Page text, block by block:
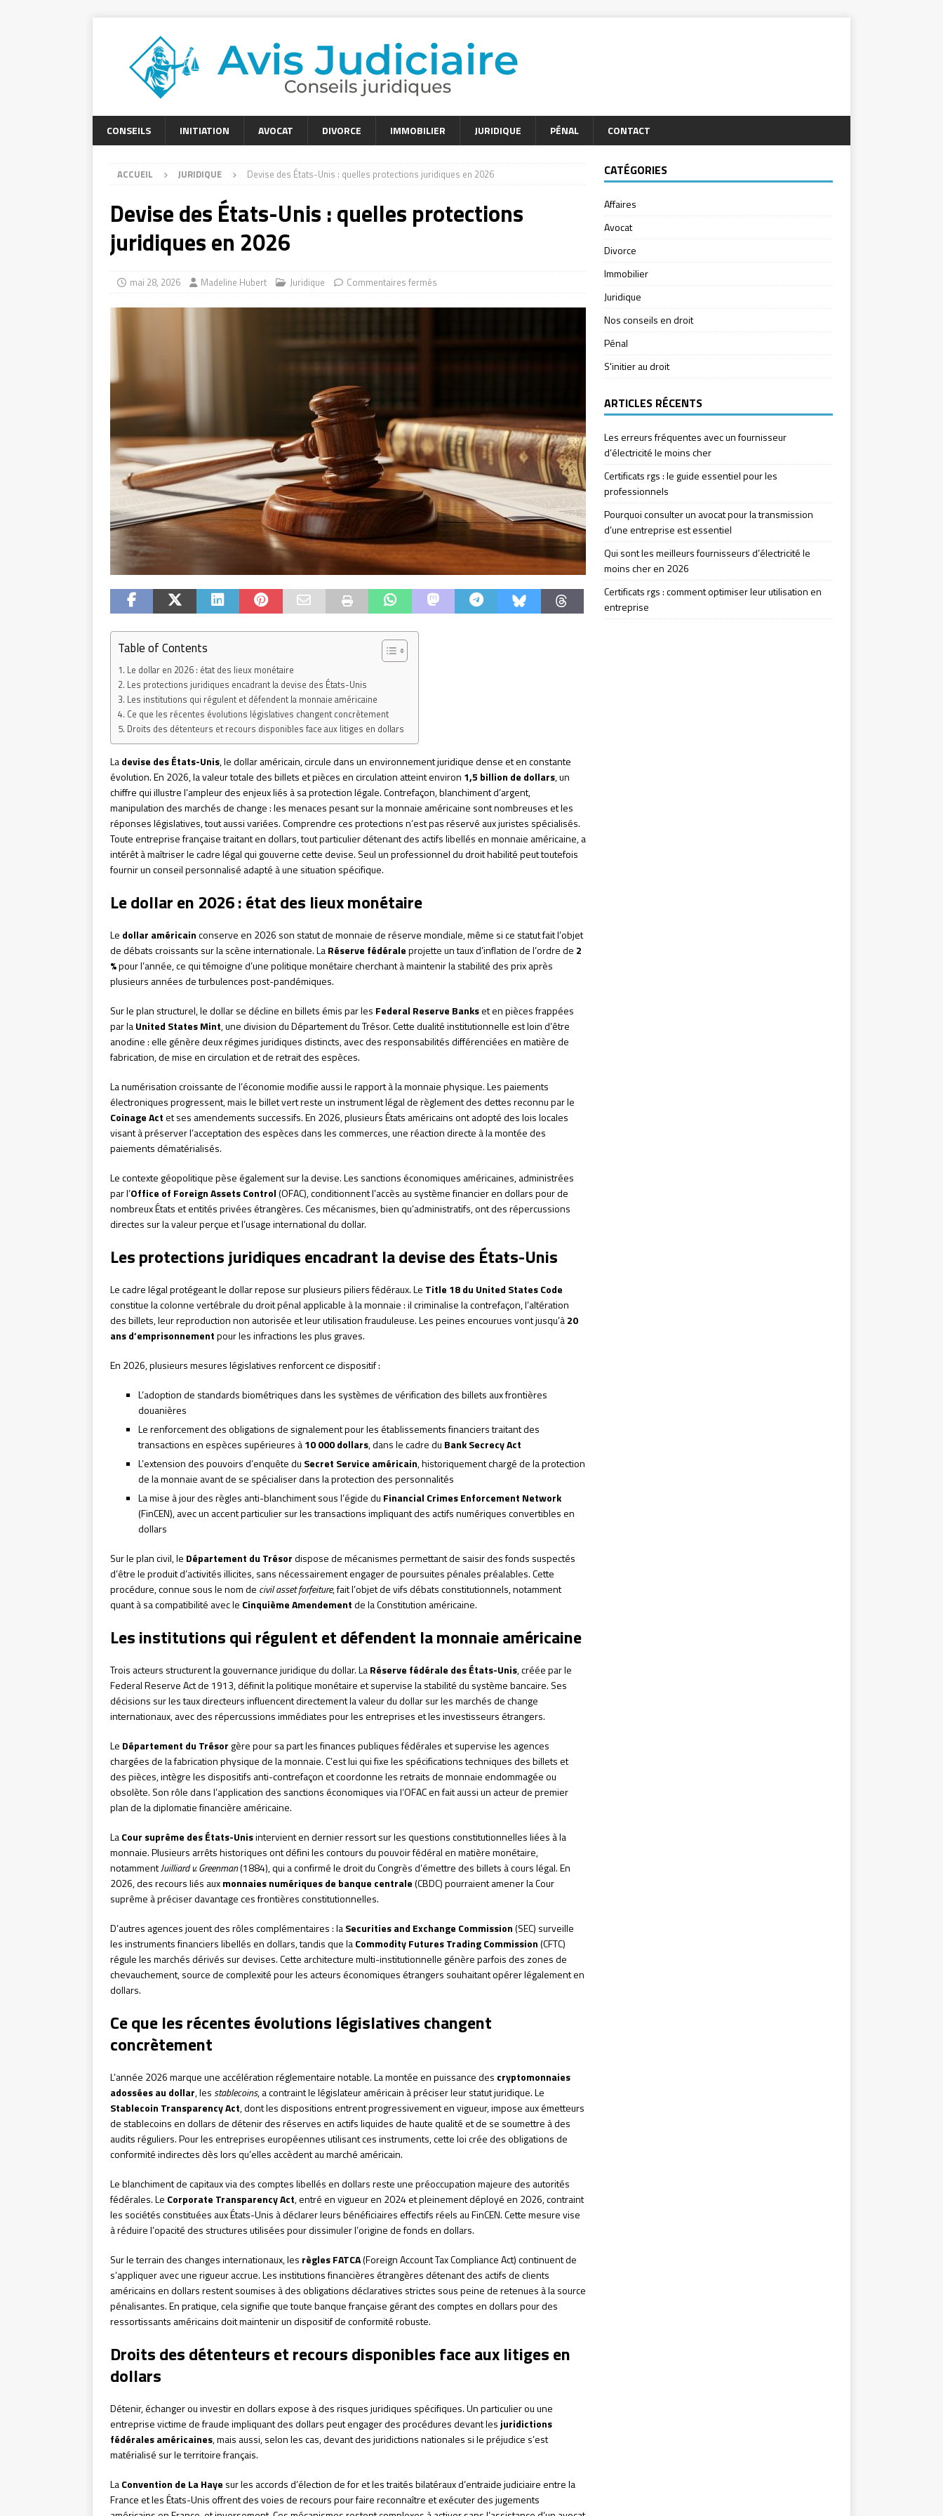
CONSEILS INITIATION AVOCAT DIVORCE IMMOBILIER JURIDIQUE PÉNAL CONTACT
ACCUEIL JURIDIQUE Devise des États-Unis : quelles protections juridiques en 2026
Devise des États-Unis : quelles protections
juridiques en 2026
mai 28, 2026 Madeline Hubert Juridique Commentaires fermés
Table of Contents
Le dollar en 2026 : état des lieux monétaire
Les protections juridiques encadrant la devise des États-Unis
Les institutions qui régulent et défendent la monnaie américaine
Ce que les récentes évolutions législatives changent concrètement
Droits des détenteurs et recours disponibles face aux litiges en dollars
Ladevise des États-Unis, le dollar américain, circule dans un environnement juridique dense et en constante
évolution. En 2026, la valeur totale des billets et pièces en circulation atteint environ 1,5 billion de dollars, un
chiffre qui illustre l’ampleur des enjeux liés à sa protection légale. Contrefaçon, blanchiment d’argent,
manipulation des marchés de change : les menaces pesant sur la monnaie américaine sont nombreuses et les
réponses législatives, tout aussi variées. Comprendre ces protections n’est pas réservé aux juristes spécialisés.
Toute entreprise française traitant en dollars, tout particulier détenant des actifs libellés en monnaie américaine, a
intérêt à maîtriser le cadre légal qui gouverne cette devise. Seul un professionnel du droit habilité peut toutefois
fournir un conseil personnalisé adapté à une situation spécifique.
Le dollar en 2026 : état des lieux monétaire
Le dollar américainconserve en 2026 son statut de monnaie de réserve mondiale, même si ce statut fait l’objet
de débats croissants sur la scène internationale. LaRéserve fédéraleprojette un taux d’inflation de l’ordre de 2
%pour l’année, ce qui témoigne d’une politique monétaire cherchant à maintenir la stabilité des prix après
plusieurs années de turbulences post-pandémiques.
Sur le plan structurel, le dollar se décline en billets émis par les Federal Reserve Bankset en pièces frappées
par laUnited States Mint, une division du Département du Trésor. Cette dualité institutionnelle est loin d’être
anodine : elle génère deux régimes juridiques distincts, avec des responsabilités différenciées en matière de
fabrication, de mise en circulation et de retrait des espèces.
La numérisation croissante de l’économie modifie aussi le rapport à la monnaie physique. Les paiements
électroniques progressent, mais le billet vert reste un instrument légal de règlement des dettes reconnu par le
Coinage Actet ses amendements successifs. En 2026, plusieurs États américains ont adopté des lois locales
visant à préserver l’acceptation des espèces dans les commerces, une réaction directe à la montée des
paiements dématérialisés.
Le contexte géopolitique pèse également sur la devise. Les sanctions économiques américaines, administrées
par l’Office of Foreign Assets Control(OFAC), conditionnent l’accès au système financier en dollars pour de
nombreux États et entités privées étrangères. Ces mécanismes, bien qu’administratifs, ont des répercussions
directes sur la valeur perçue et l’usage international du dollar.
Les protections juridiques encadrant la devise des États-Unis
Le cadre légal protégeant le dollar repose sur plusieurs piliers fédéraux. Le Title 18 du United States Code
constitue la colonne vertébrale du droit pénal applicable à la monnaie : il criminalise la contrefaçon, l’altération
des billets, leur reproduction non autorisée et leur utilisation frauduleuse. Les peines encourues vont jusqu’à20
ans d’emprisonnementpour les infractions les plus graves.
En 2026, plusieurs mesures législatives renforcent ce dispositif :
L’adoption de standards biométriques dans les systèmes de vérification des billets aux frontières
douanières
Le renforcement des obligations de signalement pour les établissements financiers traitant des
transactions en espèces supérieures à10 000 dollars, dans le cadre du Bank Secrecy Act
L’extension des pouvoirs d’enquête du Secret Service américain, historiquement chargé de la protection
de la monnaie avant de se spécialiser dans la protection des personnalités
La mise à jour des règles anti-blanchiment sous l’égide du Financial Crimes Enforcement Network
(FinCEN), avec un accent particulier sur les transactions impliquant des actifs numériques convertibles en
dollars
Sur le plan civil, le Département du Trésordispose de mécanismes permettant de saisir des fonds suspectés
d’être le produit d’activités illicites, sans nécessairement engager de poursuites pénales préalables. Cette
procédure, connue sous le nom de civil asset forfeiture, fait l’objet de vifs débats constitutionnels, notamment
quant à sa compatibilité avec le Cinquième Amendementde la Constitution américaine.
Les institutions qui régulent et défendent la monnaie américaine
Trois acteurs structurent la gouvernance juridique du dollar. LaRéserve fédérale des États-Unis, créée par le
Federal Reserve Act de 1913, définit la politique monétaire et supervise la stabilité du système bancaire. Ses
décisions sur les taux directeurs influencent directement la valeur du dollar sur les marchés de change
internationaux, avec des répercussions immédiates pour les entreprises et les investisseurs étrangers.
Le Département du Trésorgère pour sa part les finances publiques fédérales et supervise les agences
chargées de la fabrication physique de la monnaie. C’est lui qui fixe les spécifications techniques des billets et
des pièces, intègre les dispositifs anti-contrefaçon et coordonne les retraits de monnaie endommagée ou
obsolète. Son rôle dans l’application des sanctions économiques via l’OFAC en fait aussi un acteur de premier
plan de la diplomatie financière américaine.
LaCour suprême des États-Unisintervient en dernier ressort sur les questions constitutionnelles liées à la
monnaie. Plusieurs arrêts historiques ont défini les contours du pouvoir fédéral en matière monétaire,
notammentJuilliard v. Greenman(1884), qui a confirmé le droit du Congrès d’émettre des billets à cours légal. En
2026, des recours liés auxmonnaies numériques de banque centrale(CBDC) pourraient amener la Cour
suprême à préciser davantage ces frontières constitutionnelles.
D’autres agences jouent des rôles complémentaires : laSecurities and Exchange Commission(SEC) surveille
les instruments financiers libellés en dollars, tandis que laCommodity Futures Trading Commission(CFTC)
régule les marchés dérivés sur devises. Cette architecture multi-institutionnelle génère parfois des zones de
chevauchement, source de complexité pour les acteurs économiques étrangers souhaitant opérer légalement en
dollars.
Ce que les récentes évolutions législatives changent
concrètement
L’année 2026 marque une accélération réglementaire notable. La montée en puissance des cryptomonnaies
adossées au dollar, lesstablecoins, a contraint le législateur américain à préciser leur statut juridique. Le
Stablecoin Transparency Act, dont les dispositions entrent progressivement en vigueur, impose aux émetteurs
de stablecoins en dollars de détenir des réserves en actifs liquides de haute qualité et de se soumettre à des
audits réguliers. Pour les entreprises européennes utilisant ces instruments, cette loi crée des obligations de
conformité indirectes dès lors qu’elles accèdent au marché américain.
Le blanchiment de capitaux via des comptes libellés en dollars reste une préoccupation majeure des autorités
fédérales. Le Corporate Transparency Act, entré en vigueur en 2024 et pleinement déployé en 2026, contraint
les sociétés constituées aux États-Unis à déclarer leurs bénéficiaires effectifs réels au FinCEN. Cette mesure vise
à réduire l’opacité des structures utilisées pour dissimuler l’origine de fonds en dollars.
Sur le terrain des changes internationaux, les règles FATCA(Foreign Account Tax Compliance Act) continuent de
s’appliquer avec une rigueur accrue. Les institutions financières étrangères détenant des actifs de clients
américains en dollars restent soumises à des obligations déclaratives strictes sous peine de retenues à la source
pénalisantes. En pratique, cela signifie que toute banque française gérant des comptes en dollars pour des
ressortissants américains doit maintenir un dispositif de conformité robuste.
Droits des détenteurs et recours disponibles face aux litiges en
dollars
Détenir, échanger ou investir en dollars expose à des risques juridiques spécifiques. Un particulier ou une
entreprise victime de fraude impliquant des dollars peut engager des procédures devant les juridictions
fédérales américaines, mais aussi, selon les cas, devant des juridictions nationales si le préjudice s’est
matérialisé sur le territoire français.
LaConvention de La Haye sur les accords d’élection de for et les traités bilatéraux d’entraide judiciaire entre la
France et les États-Unis offrent des voies de recours pour faire reconnaître et exécuter des jugements
CATÉGORIES
Affaires
Avocat
Divorce
Immobilier
Juridique
Nos conseils en droit
Pénal
S'initier au droit
ARTICLES RÉCENTS
Les erreurs fréquentes avec un fournisseur
d’électricité le moins cher
Certificats rgs : le guide essentiel pour les
professionnels
Pourquoi consulter un avocat pour la transmission
d’une entreprise est essentiel
Qui sont les meilleurs fournisseurs d’électricité le
moins cher en 2026
Certificats rgs : comment optimiser leur utilisation en
entreprise